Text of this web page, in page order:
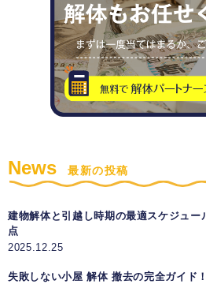
News 最新の投稿
建物解体と引越し時期の最適スケジュー
点
2025.12.25
失敗しない小屋 解体 撤去の完全ガイド